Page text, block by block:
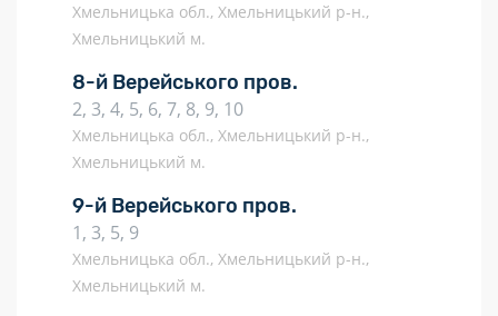
Хмельницька обл., Хмельницький р-н.,
Хмельницький м.
8-й Верейського пров.
2, 3, 4, 5, 6, 7, 8, 9, 10
Хмельницька обл., Хмельницький р-н.,
Хмельницький м.
9-й Верейського пров.
1, 3, 5, 9
Хмельницька обл., Хмельницький р-н.,
Хмельницький м.